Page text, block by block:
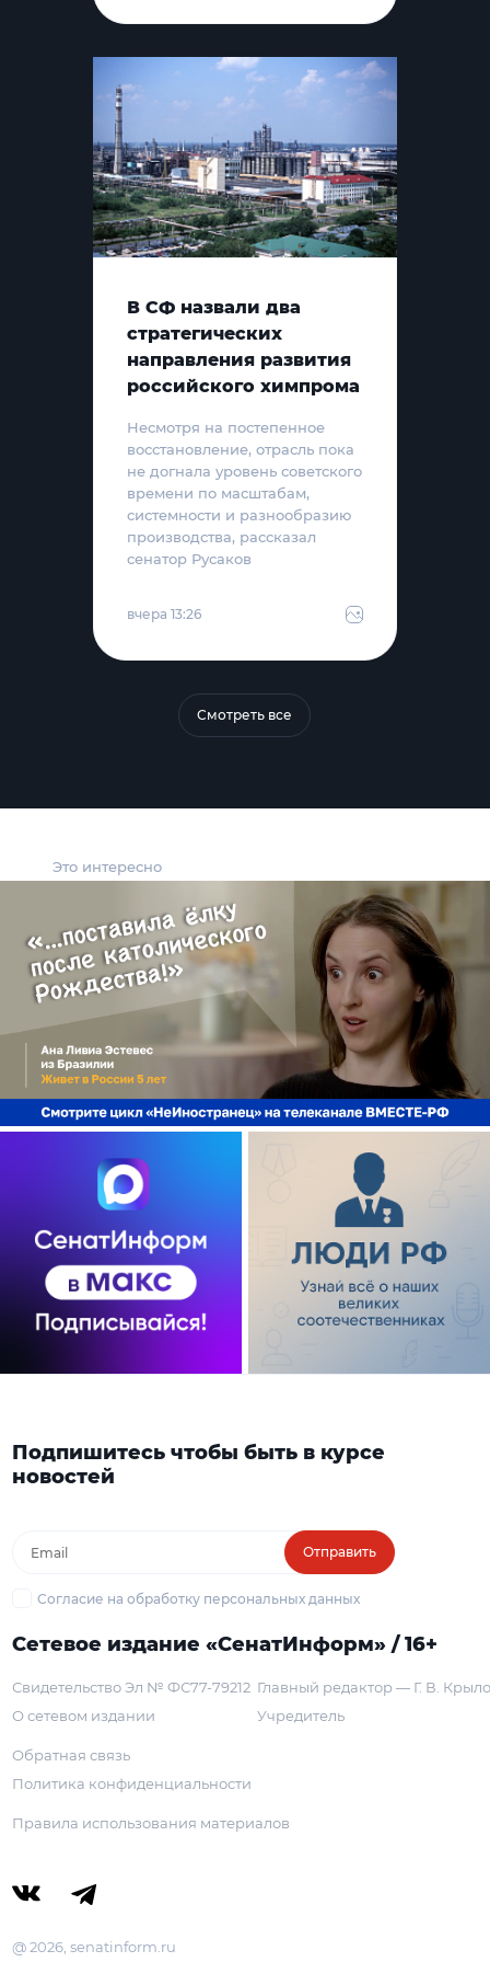
Это интересно
В СФ назвали два
стратегических
направления развития
российского химпрома
Несмотря на постепенное
восстановление, отрасль пока
не догнала уровень советского
времени по масштабам,
системности и разнообразию
производства, рассказал
сенатор Русаков
вчера 13:26
Смотреть все
Подпишитесь чтобы быть в курсе
новостей
Отправить
Согласие на обработку персональных данных
Сетевое издание «СенатИнформ» / 16+
Свидетельство Эл № ФС77-79212
О сетевом издании
Главный редактор — Г. В.
Учредитель
Обратная связь
Политика конфиденциальности
Правила использования материалов
@ 2026, senatinform.ru